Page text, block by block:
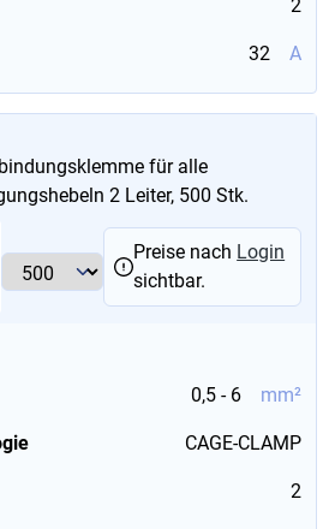
2
32 A
für alle
2 Leiter, 500 Stk.
0,5 - 6 mm²
CAGE-CLAMP
2
Preise nach Login
sichtbar.